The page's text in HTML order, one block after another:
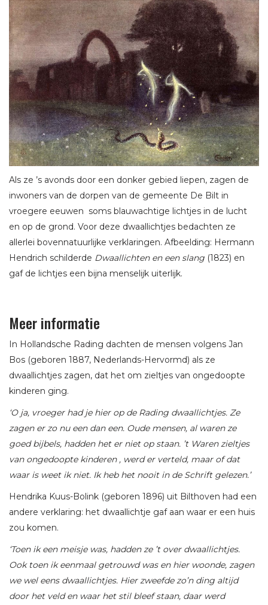
Als ze ’s avonds door een donker gebied liepen, zagen de
inwoners van de dorpen van de gemeente De Bilt in
vroegere eeuwen soms blauwachtige lichtjes in de lucht
en op de grond. Voor deze dwaallichtjes bedachten ze
allerlei bovennatuurlijke verklaringen. Afbeelding: Hermann
Hendrich schilderde Dwaallichten en een slang (1823) en
gaf de lichtjes een bijna menselijk uiterlijk.
Meer informatie
In Hollandsche Rading dachten de mensen volgens Jan
Bos (geboren 1887, Nederlands-Hervormd) als ze
dwaallichtjes zagen, dat het om zieltjes van ongedoopte
kinderen ging.
‘O ja, vroeger had je hier op de Rading dwaallichtjes. Ze
zagen er zo nu een dan een. Oude mensen, al waren ze
goed bijbels, hadden het er niet op staan. ’t Waren zieltjes
van ongedoopte kinderen , werd er verteld, maar of dat
waar is weet ik niet. Ik heb het nooit in de Schrift gelezen.’
Hendrika Kuus-Bolink (geboren 1896) uit Bilthoven had een
andere verklaring: het dwaallichtje gaf aan waar er een huis
zou komen.
‘Toen ik een meisje was, hadden ze ’t over dwaallichtjes.
Ook toen ik eenmaal getrouwd was en hier woonde, zagen
we wel eens dwaallichtjes. Hier zweefde zo’n ding altijd
door het veld en waar het stil bleef staan, daar werd